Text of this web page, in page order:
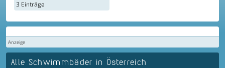
3 Einträge
Anzeige
Alle Schwimmbäder in Österreich